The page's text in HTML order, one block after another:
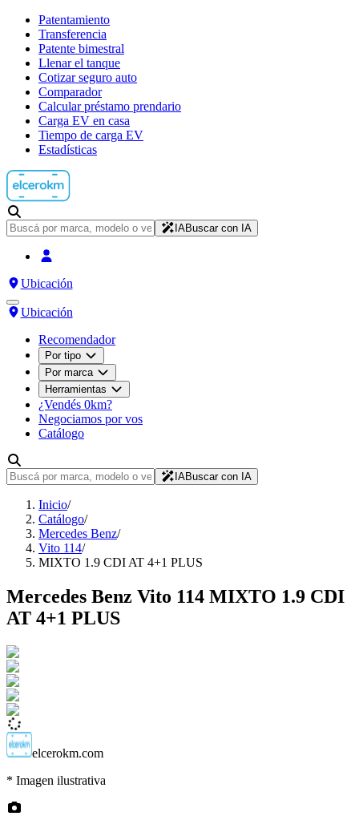
Patentamiento
Transferencia
Patente bimestral
Llenar el tanque
Cotizar seguro auto
Comparador
Calcular préstamo prendario
Carga EV en casa
Tiempo de carga EV
Estadísticas
IABuscar con IA
Ubicación
Ubicación
Recomendador
Por tipo
Por marca
Herramientas
¿Vendés 0km?
Negociamos por vos
Catálogo
IABuscar con IA
Inicio/
Catálogo/
Mercedes Benz/
Vito 114/
MIXTO 1.9 CDI AT 4+1 PLUS
Mercedes Benz Vito 114 MIXTO 1.9 CDI
AT 4+1 PLUS
elcerokm.com
* Imagen ilustrativa